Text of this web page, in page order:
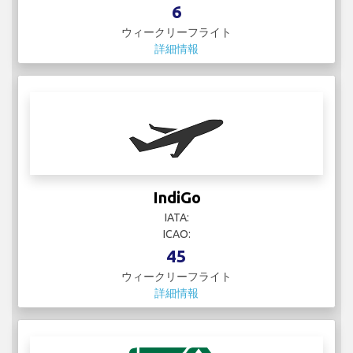
6
ウィークリーフライト
詳細情報
IndiGo
IATA:
ICAO:
45
ウィークリーフライト
詳細情報